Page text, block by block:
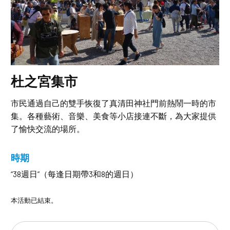
杜之宮集市
市民通過自己的雙手恢復了真清田神社門前熱鬧一時的市
集。各種藝術、音樂、美食等小店接連不斷，為大家提供
了愉快交流的場所。
時期
“38週日”（每逢日期帶3和8的週日）
本活動已結束。